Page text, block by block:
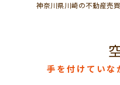
神奈川県川崎の不動産売
手を付けていな